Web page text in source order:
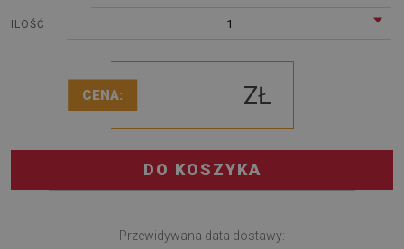
ILOŚĆ 1
CENA: ZŁ
DO KOSZYKA
Przewidywana data dostawy: